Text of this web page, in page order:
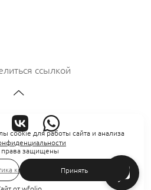
ссылкой
защищены
конфиденциальности
cookie для работы сайта и анализа
Принять